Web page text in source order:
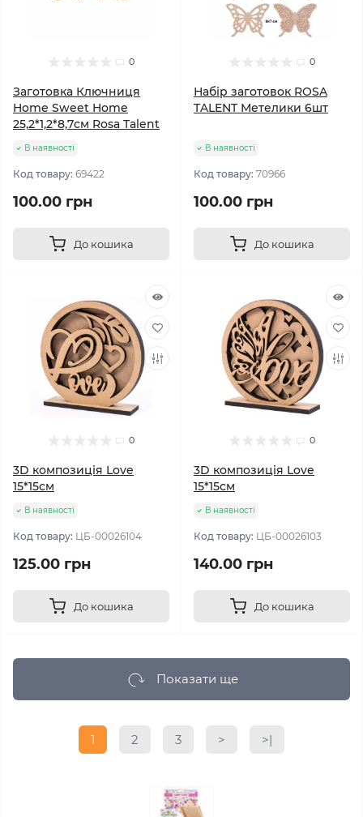
0
Заготовка Ключниця
Home Sweet Home
25,2*1,2*8,7см Rosa Talent
В наявності
Код товару: 69422
100.00 грн
До кошика
0
Набір заготовок ROSA
TALENT Метелики 6шт
В наявності
Код товару: 70966
100.00 грн
До кошика
0
3D композиція Love
15*15см
В наявності
Код товару: ЦБ-00026104
125.00 грн
До кошика
0
3D композиція Love
15*15см
В наявності
Код товару: ЦБ-00026103
140.00 грн
До кошика
Показати ще
1 2 3 > >|